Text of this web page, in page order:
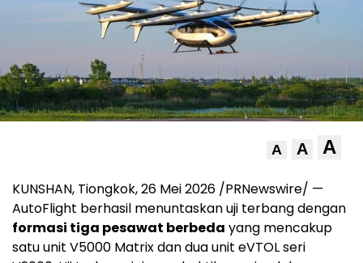
A A A
KUNSHAN, Tiongkok, 26 Mei 2026 /PRNewswire/ —
AutoFlight berhasil menuntaskan uji terbang dengan
formasi tiga pesawat berbeda yang mencakup
satu unit V5000 Matrix dan dua unit eVTOL seri